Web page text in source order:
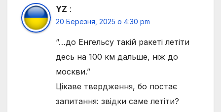
YZ :
20 Березня, 2025 о 4:30 pm
“…до Енгельсу такій ракеті летіти
десь на 100 км дальше, ніж до
москви.”
Цікаве твердження, бо постає
запитання: звідки саме летіти?